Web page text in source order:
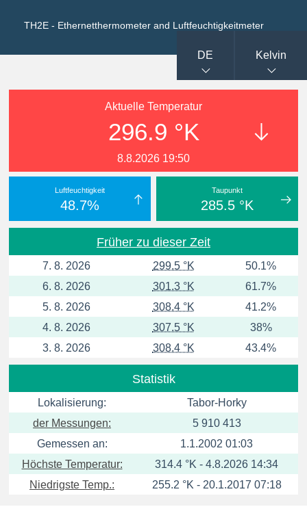
TH2E - Ethernetthermometer and Luftfeuchtigkeitmeter
DE Kelvin
Aktuelle Temperatur
296.9 °K
8.8.2026 19:50
Luftfeuchtigkeit
48.7%
Taupunkt
285.5 °K
Früher zu dieser Zeit
7. 8. 2026 299.5 °K
50.1%
6. 8. 2026
301.3 °K
61.7%
5. 8. 2026
308.4 °K
41.2%
4. 8. 2026
307.5 °K
38%
3. 8. 2026
308.4 °K 43.4%
Statistik
Lokalisierung:
Tabor-Horky
der Messungen:
5 910 413
Gemessen an:
1.1.2002 01:03
Höchste Temperatur:
314.4 °K - 4.8.2026 14:34
Niedrigste Temp.:
255.2 °K - 20.1.2017 07:18